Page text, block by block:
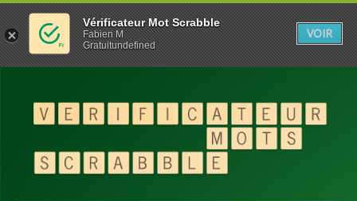
Vérificateur Mot Scrabble
Fabien M
Gratuitundefined
VOIR